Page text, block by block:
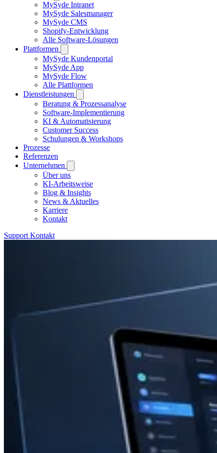
MySyde Intranet
MySyde Salesmanager
MySyde CMS
Shopify-Entwicklung
Alle Software-Lösungen
Plattformen
MySyde Kundenportal
MySyde App
MySyde Flow
Alle Plattformen
Dienstleistungen
Beratung & Prozessanalyse
Software-Implementierung
KI & Automatisierung
Customer Success
Schulungen & Workshops
Prozesse
Referenzen
Unternehmen
Über uns
KI-Arbeitsweise
Blog & Insights
News & Aktuelles
Karriere
Kontakt
Support Kontakt